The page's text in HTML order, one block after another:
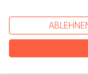
entsteht, hat sich
(Finanz-
die Frage
finanziellen